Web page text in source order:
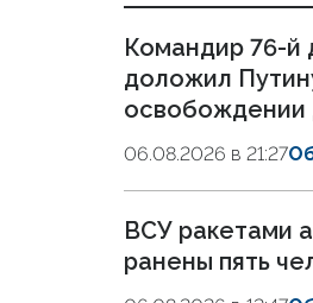
Командир 76-й
доложил
06.08.2026 в 21:27
ВСУ ракетами
ранены пять